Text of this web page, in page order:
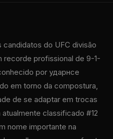
candidatos do UFC divisão
recorde profissional de 9-1-
por ударнсе
em torno da compostura,
de se adaptar em trocas
classificado #12
nome importante na